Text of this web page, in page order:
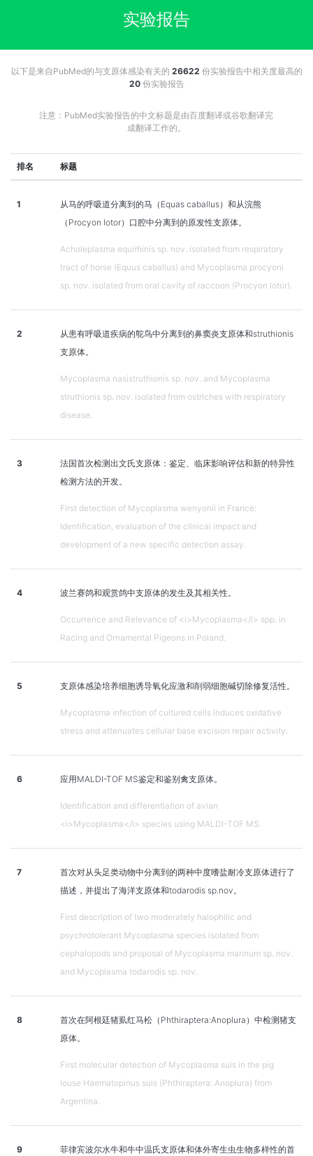
实验报告
以下是来自PubMed的与支原体感染有关的 26622 份实验报告中相关度最高的
20份实验报告
注意：PubMed实验报告的中文标题是由百度翻译或谷歌翻译完
成翻译工作的。
排名 标题
1
从马的呼吸道分离到的马（Equas caballus）和从浣熊
（Procyon lotor）口腔中分离到的原发性支原体。
Acholeplasma equirhinis sp. nov. isolated from respiratory
tract of horse (Equus caballus) and Mycoplasma procyoni
sp. nov. isolated from oral cavity of raccoon (Procyon lotor).
2
从患有呼吸道疾病的鸵鸟中分离到的鼻窦炎支原体和struthionis
支原体。
Mycoplasma nasistruthionis sp. nov. and Mycoplasma
struthionis sp. nov. isolated from ostriches with respiratory
disease.
3
法国首次检测出文氏支原体：鉴定、临床影响评估和新的特异性
检测方法的开发。
First detection of Mycoplasma wenyonii in France:
Identification, evaluation of the clinical impact and
development of a new specific detection assay.
4 波兰赛鸽和观赏鸽中支原体的发生及其相关性。
Occurrence and Relevance of <i>Mycoplasma</i> spp. in
Racing and Ornamental Pigeons in Poland.
5 支原体感染培养细胞诱导氧化应激和削弱细胞碱切除修复活性。
Mycoplasma infection of cultured cells induces oxidative
stress and attenuates cellular base excision repair activity.
6 应用MALDI-TOF MS鉴定和鉴别禽支原体。
Identification and differentiation of avian
<i>Mycoplasma</i> species using MALDI-TOF MS.
7
首次对从头足类动物中分离到的两种中度嗜盐耐冷支原体进行了
描述，并提出了海洋支原体和todarodis sp.nov。
First description of two moderately halophilic and
psychrotolerant Mycoplasma species isolated from
cephalopods and proposal of Mycoplasma marinum sp. nov.
and Mycoplasma todarodis sp. nov.
8
首次在阿根廷猪虱红马松（Phthiraptera:Anoplura）中检测猪支
原体。
First molecular detection of Mycoplasma suis in the pig
louse Haematopinus suis (Phthiraptera: Anoplura) from
Argentina.
9 菲律宾波尔水牛和牛中温氏支原体和体外寄生虫生物多样性的首